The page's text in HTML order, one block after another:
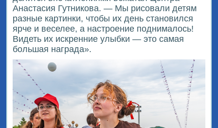
Анастасия Гутникова. — Мы рисовали детям
разные картинки, чтобы их день становился
ярче и веселее, а настроение поднималось!
Видеть их искренние улыбки — это самая
большая награда».